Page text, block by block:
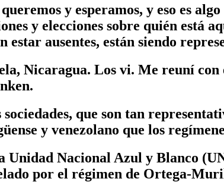
y esperamos, y eso es
y elecciones sobre quién está
ausentes, están siendo
Nicaragua. Los vi. Me reuní
que son tan
y venezolano que los
Unidad Nacional Azul y Blanco
por el régimen de Ortega-